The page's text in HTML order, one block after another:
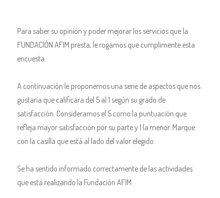
Para saber su opinión y poder mejorar los servicios que la
FUNDACIÓN AFIM presta, le rogamos que cumplimente esta
encuesta.
A continuación le proponemos una serie de aspectos que nos
gustaria que calificara del 5 al 1 según su grado de
satisfacción. Consideramos el 5 como la puntuación que
refleja mayor satisfacción por su parte y 1 la menor. Marque
con la casilla que está al lado del valor elegido.
Se ha sentido informado correctamente de las actividades
que está realizando la Fundación AFIM